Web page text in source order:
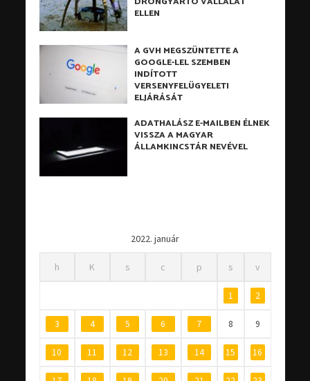
ELLEN
A GVH MEGSZÜNTETTE A
GOOGLE-LEL SZEMBEN
INDÍTOTT
VERSENYFELÜGYELETI
ELJÁRÁSÁT
ADATHALÁSZ E-MAILBEN ÉLNEK
VISSZA A MAGYAR
ÁLLAMKINCSTÁR NEVÉVEL
2022. január
h K s c p s v
1 2
3 4 5 6 7 8 9
10 11 12 13 14 15 16